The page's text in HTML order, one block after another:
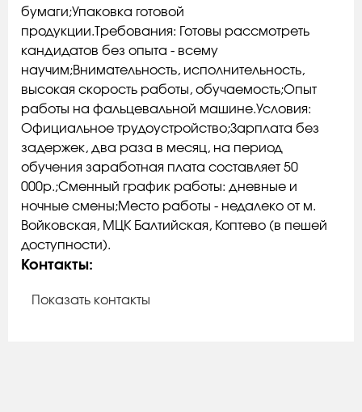
бумаги;Упаковка готовой
продукции.Требования: Готовы рассмотреть
кандидатов без опыта - всему
научим;Внимательность, исполнительность,
высокая скорость работы, обучаемость;Опыт
работы на фальцевальной машине.Условия:
Официальное трудоустройство;Зарплата без
задержек, два раза в месяц, на период
обучения заработная плата составляет 50
000р.;Сменный график работы: дневные и
ночные смены;Место работы - недалеко от м.
Войковская, МЦК Балтийская, Коптево (в пешей
доступности).
Контакты:
Показать контакты